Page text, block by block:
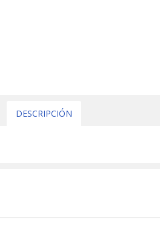
DESCRIPCIÓN